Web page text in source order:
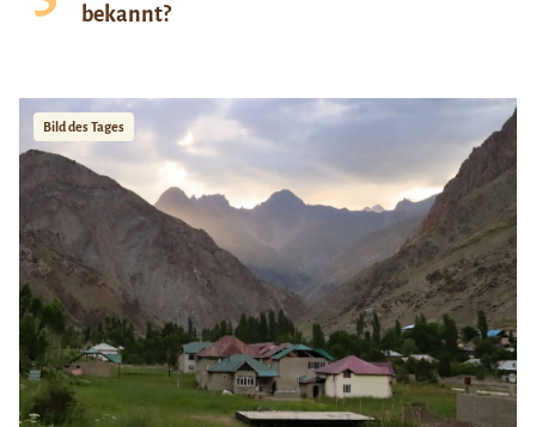
bekannt?
Bild des Tages